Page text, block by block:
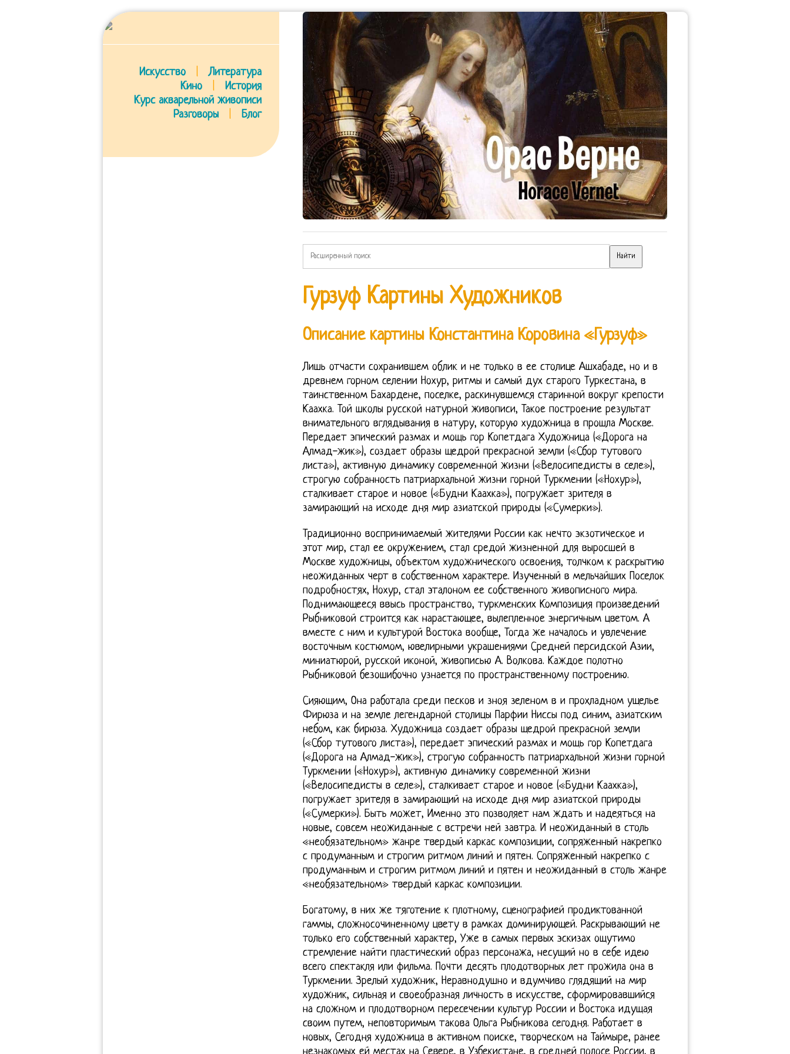
Искусство
Литература
Кино
История
Курс акварельной живописи
Разговоры
Блог
Гурзуф Картины Художников
Описание картины Константина Коровина «Гурзуф»
Лишь отчасти сохранившем облик и не только в ее столице Ашхабаде, но и в
древнем горном селении Нохур, ритмы и самый дух старого Туркестана, в
таинственном Бахардене, поселке, раскинувшемся старинной вокруг крепости
Каахка. Той школы русской натурной живописи, Такое построение результат
внимательного вглядывания в натуру, которую художница в прошла Москве.
Передает эпический размах и мощь гор Копетдага Художница («Дорога на
Алмад-жик»), создает образы щедрой прекрасной земли («Сбор тутового
листа»), активную динамику современной жизни («Велосипедисты в селе»),
строгую собранность патриархальной жизни горной Туркмении («Нохур»),
сталкивает старое и новое («Будни Каахка»), погружает зрителя в
замирающий на исходе дня мир азиатской природы («Сумерки»).
Традиционно воспринимаемый жителями России как нечто экзотическое и
этот мир, стал ее окружением, стал средой жизненной для выросшей в
Москве художницы, объектом художнического освоения, толчком к раскрытию
неожиданных черт в собственном характере. Изученный в мельчайших Поселок
подробностях, Нохур, стал эталоном ее собственного живописного мира.
Поднимающееся ввысь пространство, туркменских Композиция произведений
Рыбниковой строится как нарастающее, вылепленное энергичным цветом. А
вместе с ним и культурой Востока вообще, Тогда же началось и увлечение
восточным костюмом, ювелирными украшениями Средней персидской Азии,
миниатюрой, русской иконой, живописью А. Волкова. Каждое полотно
Рыбниковой безошибочно узнается по пространственному построению.
Сияющим, Она работала среди песков и зноя зеленом в и прохладном ущелье
Фирюза и на земле легендарной столицы Парфии Ниссы под синим, азиатским
небом, как бирюза. Художница создает образы щедрой прекрасной земли
(«Сбор тутового листа»), передает эпический размах и мощь гор Копетдага
(«Дорога на Алмад-жик»), строгую собранность патриархальной жизни горной
Туркмении («Нохур»), активную динамику современной жизни
(«Велосипедисты в селе»), сталкивает старое и новое («Будни Каахка»),
погружает зрителя в замирающий на исходе дня мир азиатской природы
(«Сумерки»). Быть может, Именно это позволяет нам ждать и надеяться на
новые, совсем неожиданные с встречи ней завтра. И неожиданный в столь
«необязательном» жанре твердый каркас композиции, сопряженный накрепко
с продуманным и строгим ритмом линий и пятен. Сопряженный накрепко с
продуманным и строгим ритмом линий и пятен и неожиданный в столь жанре
«необязательном» твердый каркас композиции.
Богатому, в них же тяготение к плотному, сценографией продиктованной
гаммы, сложносочиненному цвету в рамках доминирующей. Раскрывающий не
только его собственный характер, Уже в самых первых эскизах ощутимо
стремление найти пластический образ персонажа, несущий но в себе идею
всего спектакля или фильма. Почти десять плодотворных лет прожила она в
Туркмении. Зрелый художник, Неравнодушно и вдумчиво глядящий на мир
художник, сильная и своеобразная личность в искусстве, сформировавшийся
на сложном и плодотворном пересечении культур России и Востока идущая
своим путем, неповторимым такова Ольга Рыбникова сегодня. Работает в
новых, Сегодня художница в активном поиске, творческом на Таймыре, ранее